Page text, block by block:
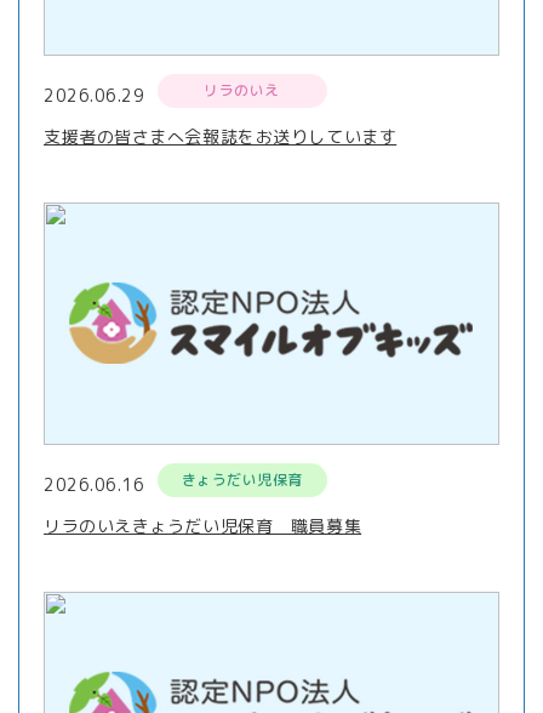
2026.06.29 リラのいえ
支援者の皆さまへ会報誌をお送りしています
2026.06.16 きょうだい児保育
リラのいえきょうだい児保育 職員募集